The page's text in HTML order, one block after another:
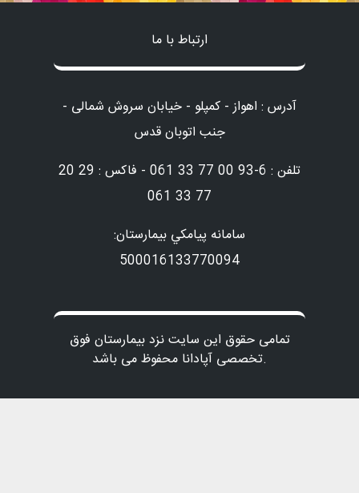
ارتباط با ما
آدرس : اهواز - کمپلو - خیابان سروش شمالی -
جنب اتوبان قدس
تلفن : 6-93 00 77 33 061 - فاکس : 29 20
77 33 061
سامانه پيامكي بيمارستان:
500016133770094
تمامی حقوق این سایت نزد بیمارستان فوق
تخصصی آپادانا محفوظ می باشد.